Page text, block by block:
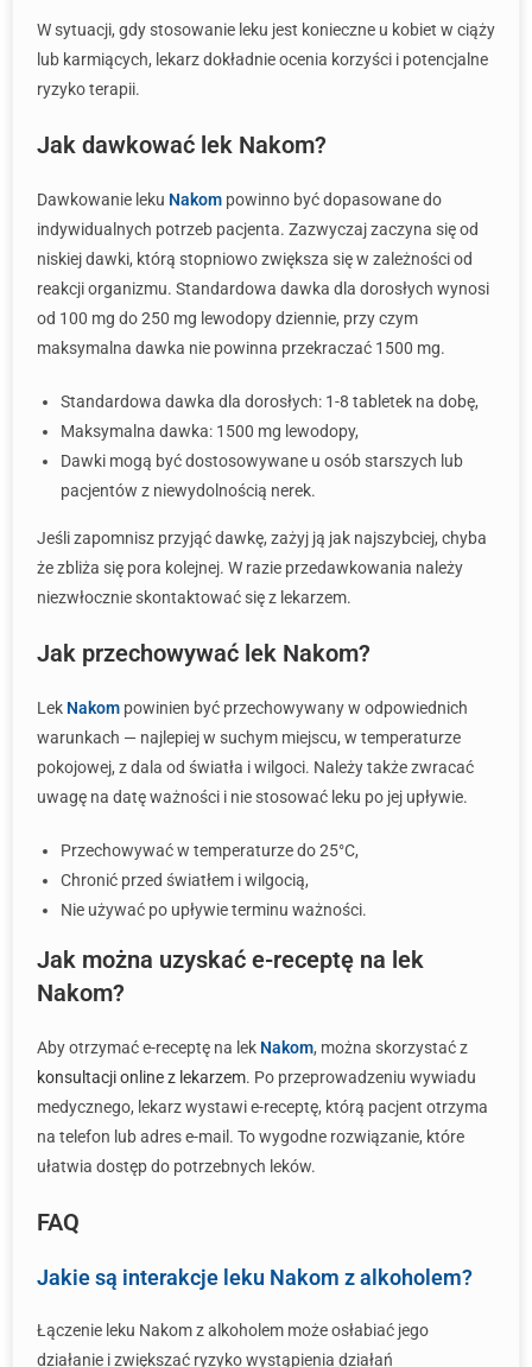
W sytuacji, gdy stosowanie leku jest konieczne u kobiet w ciąży
lub karmiących, lekarz dokładnie ocenia korzyści i potencjalne
ryzyko terapii.
Jak dawkować lek Nakom?
Dawkowanie leku Nakom powinno być dopasowane do
indywidualnych potrzeb pacjenta. Zazwyczaj zaczyna się od
niskiej dawki, którą stopniowo zwiększa się w zależności od
reakcji organizmu. Standardowa dawka dla dorosłych wynosi
od 100 mg do 250 mg lewodopy dziennie, przy czym
maksymalna dawka nie powinna przekraczać 1500 mg.
Standardowa dawka dla dorosłych: 1-8 tabletek na dobę,
Maksymalna dawka: 1500 mg lewodopy,
Dawki mogą być dostosowywane u osób starszych lub
pacjentów z niewydolnością nerek.
Jeśli zapomnisz przyjąć dawkę, zażyj ją jak najszybciej, chyba
że zbliża się pora kolejnej. W razie przedawkowania należy
niezwłocznie skontaktować się z lekarzem.
Jak przechowywać lek Nakom?
Lek Nakom powinien być przechowywany w odpowiednich
warunkach — najlepiej w suchym miejscu, w temperaturze
pokojowej, z dala od światła i wilgoci. Należy także zwracać
uwagę na datę ważności i nie stosować leku po jej upływie.
Przechowywać w temperaturze do 25°C,
Chronić przed światłem i wilgocią,
Nie używać po upływie terminu ważności.
Jak można uzyskać e-receptę na lek
Nakom?
Aby otrzymać e-receptę na lek Nakom, można skorzystać z
konsultacji online z lekarzem. Po przeprowadzeniu wywiadu
medycznego, lekarz wystawi e-receptę, którą pacjent otrzyma
na telefon lub adres e-mail. To wygodne rozwiązanie, które
ułatwia dostęp do potrzebnych leków.
FAQ
Jakie są interakcje leku Nakom z alkoholem?
Łączenie leku Nakom z alkoholem może osłabiać jego
działanie i zwiększać ryzyko wystąpienia działań